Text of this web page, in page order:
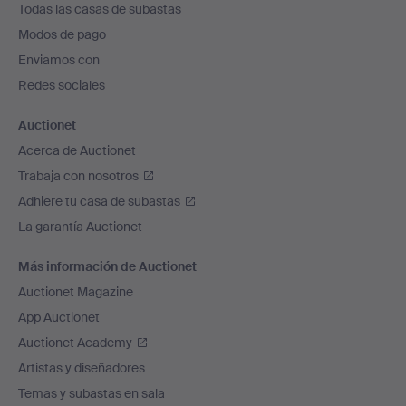
pie
de
página
Todas las casas de subastas
Modos de pago
Enviamos con
Redes sociales
Auctionet
Acerca de Auctionet
Trabaja con nosotros
Adhiere tu casa de subastas
La garantía Auctionet
Más información de Auctionet
Auctionet Magazine
App Auctionet
Auctionet Academy
Artistas y diseñadores
Temas y subastas en sala